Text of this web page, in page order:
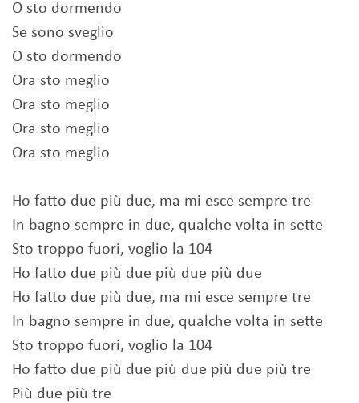
O sto dormendo
Se sono sveglio
O sto dormendo
Ora sto meglio
Ora sto meglio
Ora sto meglio
Ora sto meglio
Ho fatto due più due, ma mi esce sempre tre
In bagno sempre in due, qualche volta in sette
Sto troppo fuori, voglio la 104
Ho fatto due più due più due più due
Ho fatto due più due, ma mi esce sempre tre
In bagno sempre in due, qualche volta in sette
Sto troppo fuori, voglio la 104
Ho fatto due più due più due più due più tre
Più due più tre